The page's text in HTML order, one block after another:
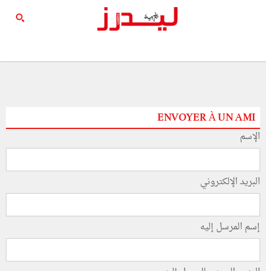
ENVOYER À UN AMI
الإسم
البريد الإلكتروني
إسم المرسل إليه